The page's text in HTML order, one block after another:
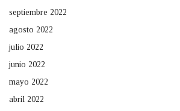
septiembre 2022
agosto 2022
julio 2022
junio 2022
mayo 2022
abril 2022